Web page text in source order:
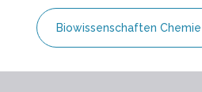
Biowissenschaften Chemie